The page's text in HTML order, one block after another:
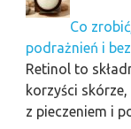
Co
podrażnień i
Retinol to
korzyści
z pieczeniem i